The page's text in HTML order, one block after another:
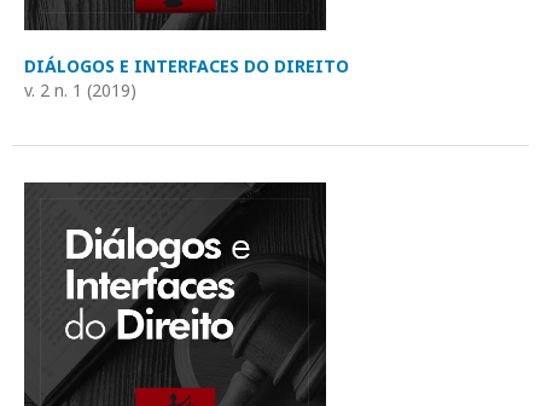
DIÁLOGOS E INTERFACES DO DIREITO
v. 2 n. 1 (2019)